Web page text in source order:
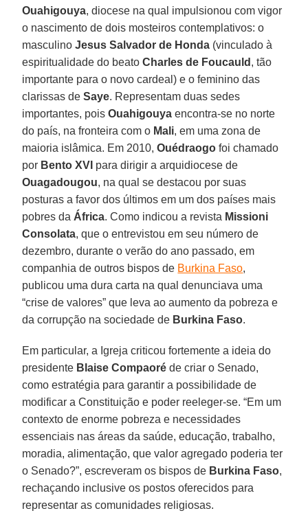
Ouahigouya, diocese na qual impulsionou com vigor
o nascimento de dois mosteiros contemplativos: o
masculinoJesus Salvador de Honda (vinculado à
espiritualidade do beatoCharles de Foucauld , tão
importante para o novo cardeal) e o feminino das
clarissas deSaye. Representam duas sedes
importantes, poisOuahigouya encontra-se no norte
do país, na fronteira com o Mali, em uma zona de
maioria islâmica. Em 2010,Ouédraogo foi chamado
por Bento XVI para dirigir a arquidiocese de
Ouagadougou, na qual se destacou por suas
posturas a favor dos últimos em um dos países mais
pobres da África. Como indicou a revista Missioni
Consolata, que o entrevistou em seu número de
dezembro, durante o verão do ano passado, em
companhia de outros bispos de Burkina Faso,
publicou uma dura carta na qual denunciava uma
“crise de valores” que leva ao aumento da pobreza e
da corrupção na sociedade de Burkina Faso.
Em particular, a Igreja criticou fortemente a ideia do
presidente Blaise Compaoré de criar o Senado,
como estratégia para garantir a possibilidade de
modificar a Constituição e poder reeleger-se. “Em um
contexto de enorme pobreza e necessidades
essenciais nas áreas da saúde, educação, trabalho,
moradia, alimentação, que valor agregado poderia ter
o Senado?”, escreveram os bispos de Burkina Faso,
rechaçando inclusive os postos oferecidos para
representar as comunidades religiosas.